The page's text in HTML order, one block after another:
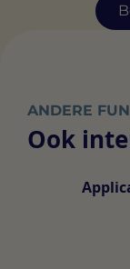
ANDERE
Ook